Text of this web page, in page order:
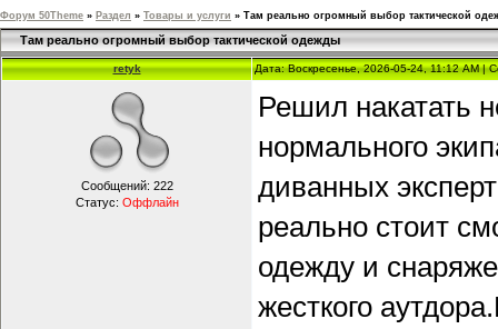
Форум 50Theme » Раздел » Товары и услуги » Там реально огромный выбор тактической
Там реально огромный выбор тактической одежды
retyk Дата: Воскресенье, 2026-05-24, 11:12 AM |
Сообщений: 222
Статус: Оффлайн
Решил накатать
нормального
диванных
реально стоит
одежду и
жесткого